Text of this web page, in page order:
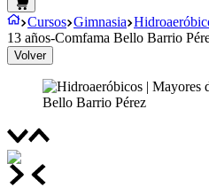
Cursos Gimnasia
13 años-Comfama Bello Barrio
Volver